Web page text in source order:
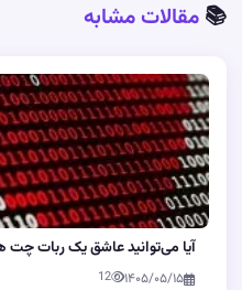
📚 مقالات مشابه
آیا می‌توانید عاشق یک ربات
۱۴۰۵/۰۵/۱۵ 12